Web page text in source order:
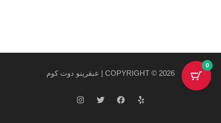
COPYRIGHT © 2026 | عبقرينو دوت كوم
0